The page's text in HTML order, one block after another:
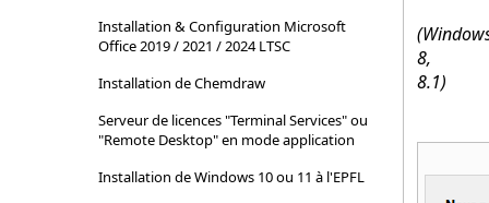
Installation & Configuration Microsoft
Office 2019 / 2021 / 2024 LTSC
Installation de Chemdraw
Serveur de licences "Terminal Services" ou
"Remote Desktop" en mode application
Installation de Windows 10 ou 11 à l'EPFL
8,
8.1)